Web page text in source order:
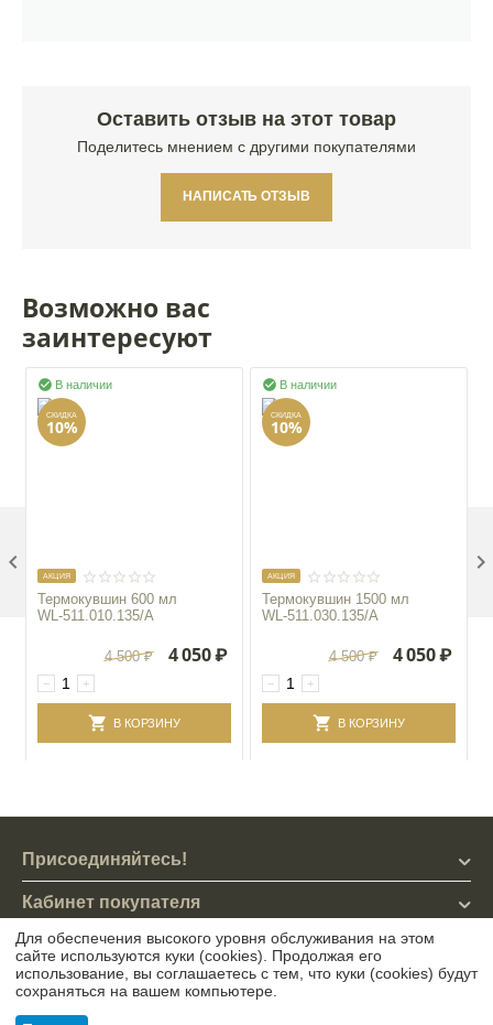
Оставить отзыв на этот товар
Поделитесь мнением с другими покупателями
НАПИСАТЬ ОТЗЫВ
Возможно вас
заинтересуют
В наличии

СКИДКА
10%
AКЦИЯ
Термокувшин 600 мл
WL‑511.010.135/A
+
−
4 500 ₽ 4 050₽
В КОРЗИНУ
В наличии

СКИДКА
10%
AКЦИЯ
Термокувшин 1500 мл
WL‑511.030.135/A
+
−
4 500 ₽ 4 050₽
В КОРЗИНУ
 
Присоединяйтесь!
Кабинет покупателя
Магазин
Контакты
Для обеспечения высокого уровня обслуживания на этом
сайте используются куки (cookies). Продолжая его
использование, вы соглашаетесь с тем, что куки (cookies) будут
сохраняться на вашем компьютере.